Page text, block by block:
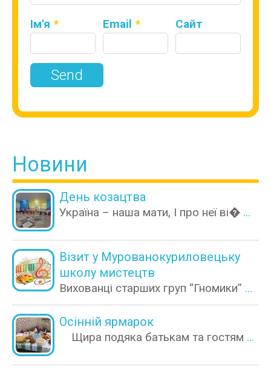
Новини
День козацтва
Україна – наша мати, І про неї ві� ...
Візит у Мурованокуриловецьку
школу мистецтв
Вихованці старших груп “Гномики” ...
Осінній ярмарок
Щира подяка батькам та гостям ...
Ім'я * Email* Сайт